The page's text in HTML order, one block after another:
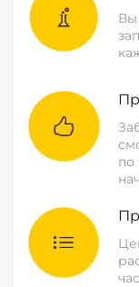
Вы
по